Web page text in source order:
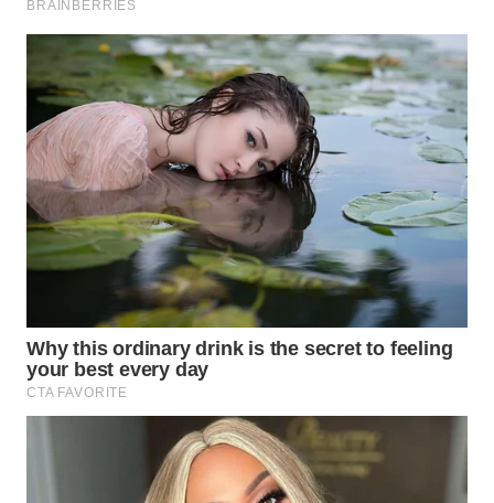
WN
KARO
WN
SIMALUNGUN
WN
LABUHANBATU
WN
WN DELI
SERDANG